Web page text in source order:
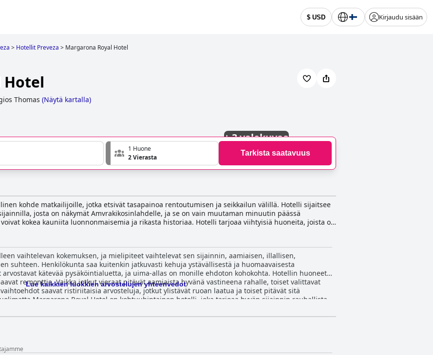
$ USD Kirjaudu sisään
> Hotellit Preveza > Margarona Royal Hotel
Hotel
Thomas (Näytä kartalla)
+3 valokuvaa
1 Huone
2 Vierasta
Tarkista saatavuus
kohde matkailijoille, jotka etsivät tasapainoa rentoutumisen ja seikkailun välillä. Hotelli sijaitsee
josta on näkymät Amvrakikosinlahdelle, ja se on vain muutaman minuutin päässä
kokea kauniita luonnonmaisemia ja rikasta historiaa. Hotelli tarjoaa viihtyisiä huoneita, joista on
vieraille rauhallisen ympäristön. Rentoutumisen lisäksi vieraat voivat nauttia jännittävistä
upeista rannoista ja ulkoilma-aktiviteeteista, kuten vaelluksesta, pyöräilystä ja melonnasta.
nähtävyyksiin, merenrantakaupunkeihin tai saarille ja luontokohteisiin. Hotellin palveluihin
jossa on baari ja takka, sekä ulkouima-allas, jossa on kesäkuukausina välipalavalikko. Margarona
keskisuurille kokouksille, konferensseille ja sosiaalisille tapahtumille, sillä siellä on täysin varustetut
uima-allas, tilaisuuksien järjestämiseen. Kaiken kaikkiaan Margarona Royal Hotel on
vieraille unohtumattoman kokemuksen upeiden tilojensa, viihtyisien huoneidensa ja erinomaisen
vaihtelevan kokemuksen, ja mielipiteet vaihtelevat sen sijainnin, aamiaisen, illallisen,
suhteen. Henkilökunta saa kuitenkin jatkuvasti kehuja ystävällisestä ja huomaavaisesta
kätevää pysäköintialuetta, ja uima-allas on monille ehdoton kohokohta. Hotellin huoneet
remonttia. Vaikka jotkut vieraat pitävät aamiaista hyvänä vastineena rahalle, toiset valittavat
saavat ristiriitaisia arvosteluja, jotkut ylistävät ruoan laatua ja toiset pitävät sitä
Margarona Royal Hotel on kohtuuhintainen hotelli, joka tarjoaa hyvän sijainnin rauhallista
Lue kaikkien luokkien arvostelujen yhteenvedot